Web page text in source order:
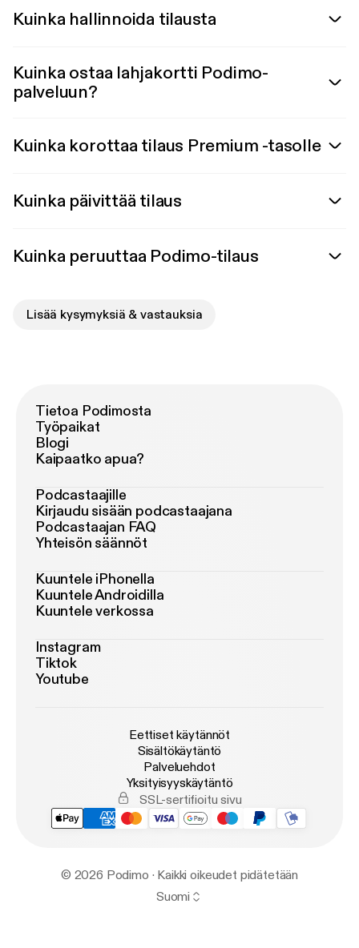
Kuinka hallinnoida tilausta
Kuinka ostaa lahjakortti Podimo-
palveluun?
Kuinka korottaa tilaus Premium -tasolle
Kuinka päivittää tilaus
Kuinka peruuttaa Podimo-tilaus
Lisää kysymyksiä & vastauksia
Tietoa Podimosta
Työpaikat
Blogi
Kaipaatko apua?
Podcastaajille
Kirjaudu sisään podcastaajana
Podcastaajan FAQ
Yhteisön säännöt
Kuuntele iPhonella
Kuuntele Androidilla
Kuuntele verkossa
Instagram
Tiktok
Youtube
Eettiset käytännöt
Sisältökäytäntö
Palveluehdot
Yksityisyyskäytäntö
SSL-sertifioitu sivu
© 2026 Podimo · Kaikki oikeudet pidätetään
Suomi